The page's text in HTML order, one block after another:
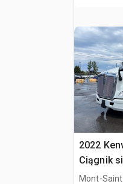
2022
Ciągnik
kabiną
Mont-